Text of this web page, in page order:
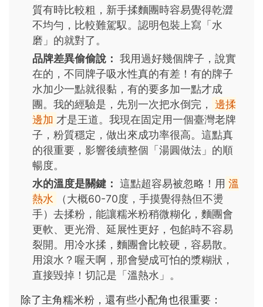
質有時比較粗，新手揉麵團時容易覺得乾澀
不均勻，比較難駕馭。認明包裝上寫「水
磨」的就對了。
品牌差異偷偷說： 我用過好幾個牌子，說實
在的，不同牌子吸水性真的有差！有的牌子
水加少一點就很黏，有的要多加一點才成
團。我的經驗是，先別一次把水倒完，
邊揉
邊加 才是王道。我現在固定用一個臺灣老牌
子，粉質穩定，做出來成功率很高。這點真
的很重要，影響後續整個「湯圓做法」的順
暢度。
水的溫度是關鍵： 這點超容易被忽略！用 溫
熱水
（大概60-70度，手摸覺得熱但不燙
手）去揉粉，能讓糯米粉稍微糊化，麵團會
更軟、更光滑、延展性更好，包餡時不容易
裂開。用冷水揉，麵團會比較硬，容易散。
用滾水？喔天啊，那會變成可怕的漿糊狀，
直接毀掉！切記是「溫熱水」。
除了主角糯米粉，還有些小配角也很重要：